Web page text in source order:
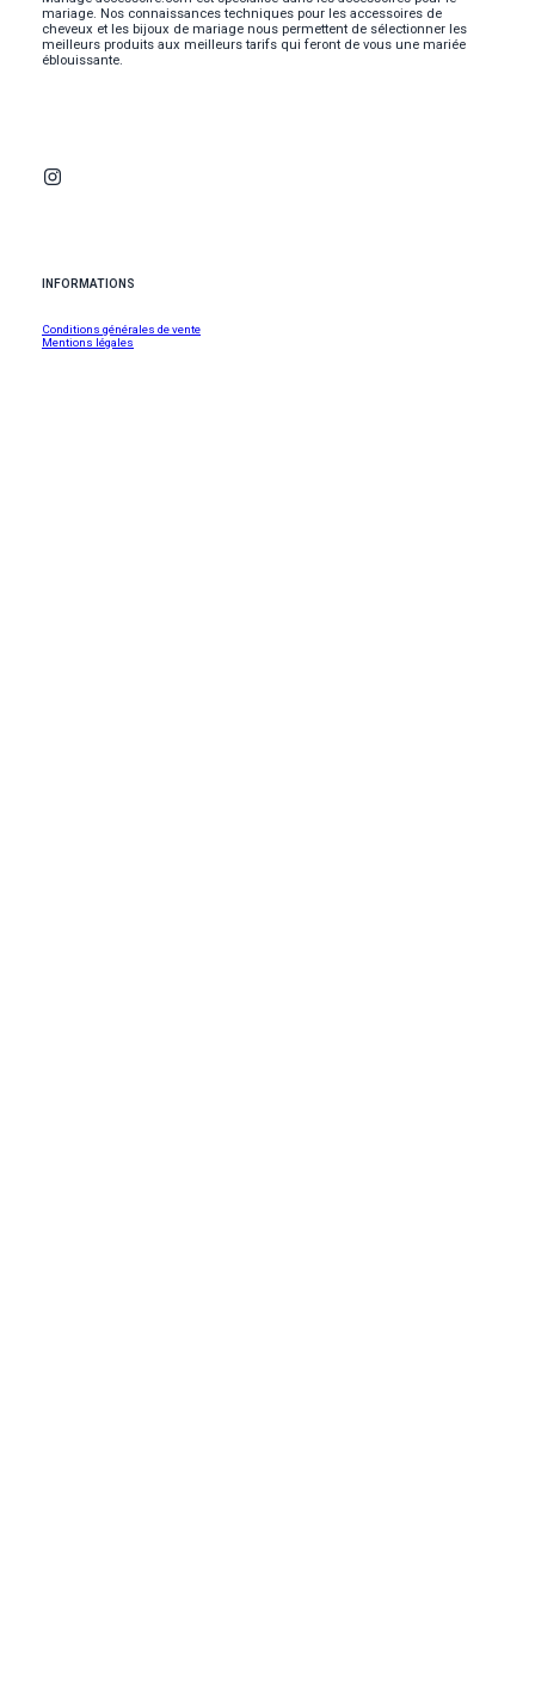
INFORMATIONS
Conditions générales de vente
Mentions légales
mariage. Nos connaissances techniques pour les accessoires de
cheveux et les bijoux de mariage nous permettent de sélectionner les
meilleurs produits aux meilleurs tarifs qui feront de vous une mariée
éblouissante.